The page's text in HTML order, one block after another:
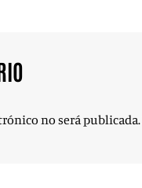
no será publicada.